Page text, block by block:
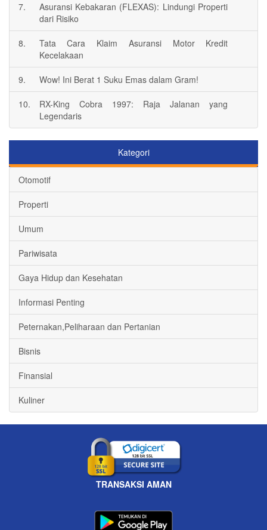
7.
Asuransi Kebakaran (FLEXAS): Lindungi Properti
dari Risiko
8.
Tata Cara Klaim Asuransi Motor Kredit
Kecelakaan
9. Wow! Ini Berat 1 Suku Emas dalam Gram!
10.
RX-King Cobra 1997: Raja Jalanan yang
Legendaris
Kategori
Otomotif
Properti
Umum
Pariwisata
Gaya Hidup dan Kesehatan
Informasi Penting
Peternakan,Peliharaan dan Pertanian
Bisnis
Finansial
Kuliner
TRANSAKSI AMAN